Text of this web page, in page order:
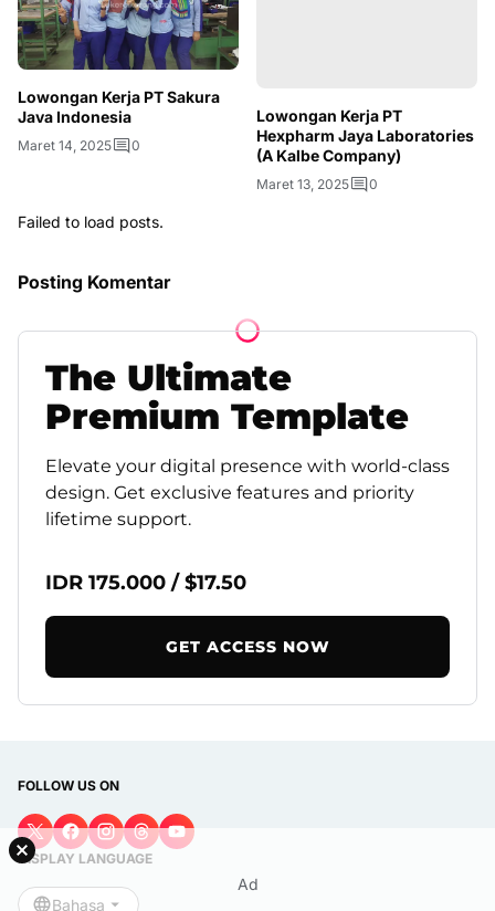
Lowongan Kerja PT Sakura
Java Indonesia
Maret 14, 2025 0
Lowongan Kerja PT
Hexpharm Jaya Laboratories
(A Kalbe Company)
Maret 13, 2025 0
Failed to load posts.
Posting Komentar
The Ultimate
Premium Template
Elevate your digital presence with world-class
design. Get exclusive features and priority
lifetime support.
IDR 175.000 / $17.50
GET ACCESS NOW
Ad
FOLLOW US ON
DISPLAY LANGUAGE
Bahasa